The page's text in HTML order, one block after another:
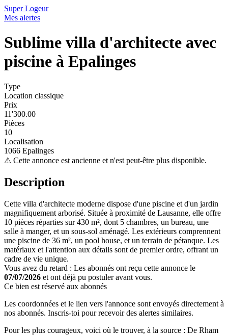
Super Logeur
Mes alertes
Sublime villa d'architecte avec
piscine à Epalinges
Type
Location classique
Prix
11'300.00
Pièces
10
Localisation
1066 Epalinges
⚠ Cette annonce est ancienne et n'est peut-être plus disponible.
Description
Cette villa d'architecte moderne dispose d'une piscine et d'un jardin
magnifiquement arborisé. Située à proximité de Lausanne, elle offre
10 pièces réparties sur 430 m², dont 5 chambres, un bureau, une
salle à manger, et un sous-sol aménagé. Les extérieurs comprennent
une piscine de 36 m², un pool house, et un terrain de pétanque. Les
matériaux et l'attention aux détails sont de premier ordre, offrant un
cadre de vie unique.
Vous avez du retard : Les abonnés ont reçu cette annonce le
07/07/2026 et ont déjà pu postuler avant vous.
Ce bien est réservé aux abonnés
Les coordonnées et le lien vers l'annonce sont envoyés directement à
nos abonnés. Inscris-toi pour recevoir des alertes similaires.
Pour les plus courageux, voici où le trouver, à la source : De Rham